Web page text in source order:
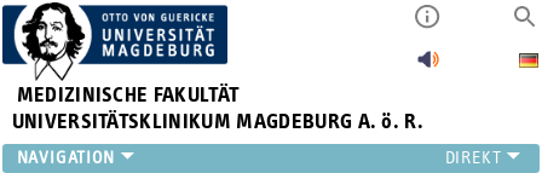
MEDIZINISCHE FAKULTÄT
UNIVERSITÄTSKLINIKUM MAGDEBURG A. ö. R.